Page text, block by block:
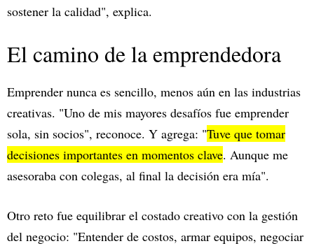
sostener la calidad", explica.
El camino de la emprendedora
Emprender nunca es sencillo, menos aún en las industrias
creativas. "Uno de mis mayores desafíos fue emprender
sola, sin socios", reconoce. Y agrega: "Tuve que tomar
decisiones importantes en momentos clave. Aunque me
asesoraba con colegas, al final la decisión era mía".
Otro reto fue equilibrar el costado creativo con la gestión
del negocio: "Entender de costos, armar equipos, negociar